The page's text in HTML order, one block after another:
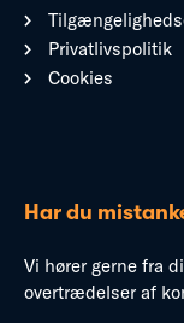
Privatlivspolitik
Cookies
Har du
Vi hører gerne fra
overtrædelser af